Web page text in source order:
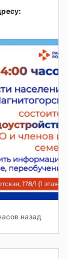
назад